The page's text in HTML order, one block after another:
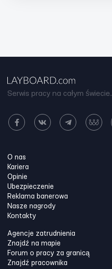
Serwis pracy na całym świecie.
O nas
Kariera
Opinie
Ubezpieczenie
Reklama banerowa
Nasze nagrody
Kontakty
Agencje zatrudnienia
Znajdź na mapie
Forum o pracy za granicą
Znajdź pracownika